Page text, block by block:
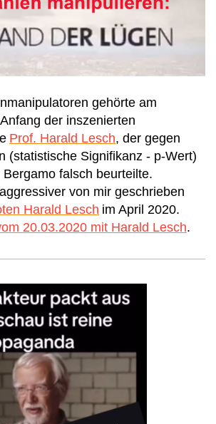
gehörte am
der inszenierten
Prof. Harald Lesch, der gegen
(statistische Signifikanz - p-Wert)
falsch beurteilte.
von mir geschrieben
Harald Lesch im April 2020.
20.03.2020 mit Harald Lesch.